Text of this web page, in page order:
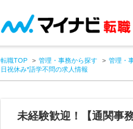
転職TOP 管理・事務から探す 管理・
日祝休み*語学不問の求人情報
未経験歓迎！【通関事